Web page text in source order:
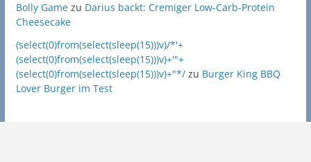
Bolly Gamezu Darius backt: Cremiger Low-Carb-Protein
Cheesecake
(select(0)from(select(sleep(15)))v)/*'+
(select(0)from(select(sleep(15)))v)+'"+
(select(0)from(select(sleep(15)))v)+"*/zu Burger King BBQ
Lover Burger im Test